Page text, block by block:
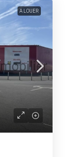
A LOUER